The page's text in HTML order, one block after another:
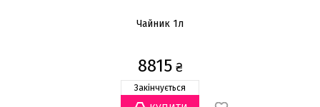
Чайник 1л
8815₴
Закінчується